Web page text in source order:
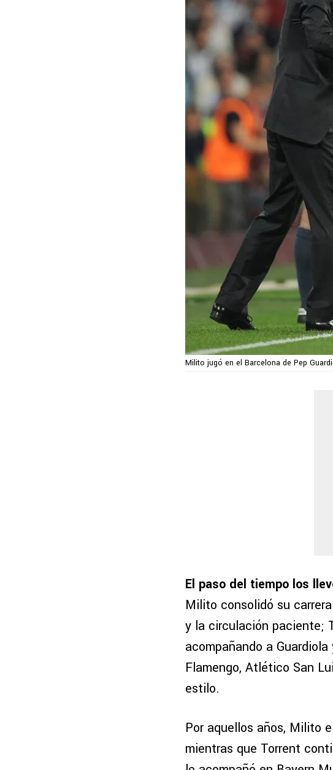
Milito jugó en el Barcelona de Pep
El paso del tiempo los
Milito consolidó su
y la circulación paciente;
acompañando a
Flamengo, Atlético San
estilo.
Por aquellos años, Milito
mientras que Torrent